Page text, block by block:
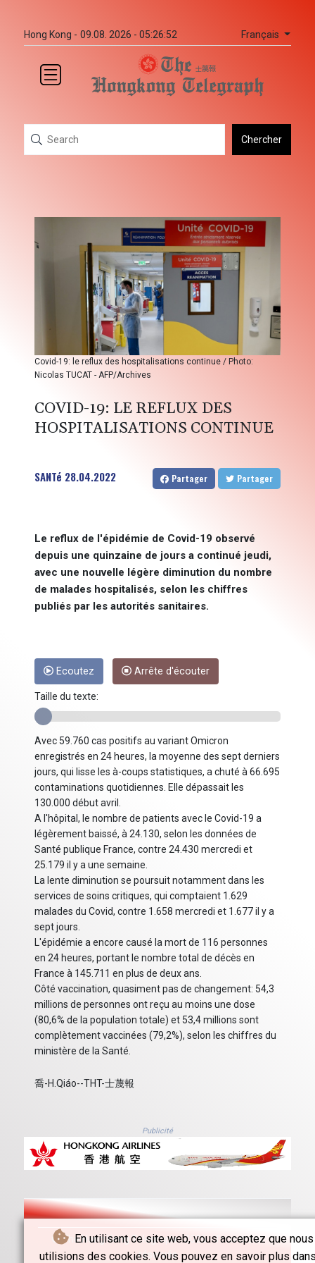
En utilisant ce site web, vous acceptez que nous
utilisions des cookies. Vous pouvez en savoir plus
Hong Kong - 09.08. 2026 - 05:26:52 Français
Chercher
Covid-19: le reflux des hospitalisations continue / Photo:
Nicolas TUCAT - AFP/Archives
COVID-19: LE REFLUX DES
HOSPITALISATIONS CONTINUE
SANTé 28.04.2022 Partager Partager
Le reflux de l'épidémie de Covid-19 observé
depuis une quinzaine de jours a continué jeudi,
avec une nouvelle légère diminution du nombre
de malades hospitalisés, selon les chiffres
publiés par les autorités sanitaires.
Ecoutez Arrête d'écouter
Taille du texte:
Avec 59.760 cas positifs au variant Omicron
enregistrés en 24 heures, la moyenne des sept derniers
jours, qui lisse les à-coups statistiques, a chuté à 66.695
contaminations quotidiennes. Elle dépassait les
130.000 début avril.
A l'hôpital, le nombre de patients avec le Covid-19 a
légèrement baissé, à 24.130, selon les données de
Santé publique France, contre 24.430 mercredi et
25.179 il y a une semaine.
La lente diminution se poursuit notamment dans les
services de soins critiques, qui comptaient 1.629
malades du Covid, contre 1.658 mercredi et 1.677 il y a
sept jours.
L'épidémie a encore causé la mort de 116 personnes
en 24 heures, portant le nombre total de décès en
France à 145.711 en plus de deux ans.
Côté vaccination, quasiment pas de changement: 54,3
millions de personnes ont reçu au moins une dose
(80,6% de la population totale) et 53,4 millions sont
complètement vaccinées (79,2%), selon les chiffres du
ministère de la Santé.
喬-H.Qiáo--THT-士蔑報
Publicité
© The Hong Kong Telegraph - 2026 - Tous droits
réservés